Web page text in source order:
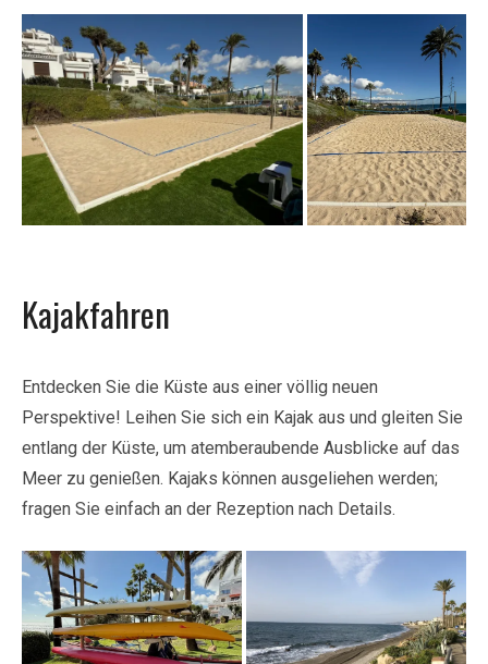
Kajakfahren
Entdecken Sie die Küste aus einer völlig neuen
Perspektive! Leihen Sie sich ein Kajak aus und gleiten Sie
entlang der Küste, um atemberaubende Ausblicke auf das
Meer zu genießen. Kajaks können ausgeliehen werden;
fragen Sie einfach an der Rezeption nach Details.